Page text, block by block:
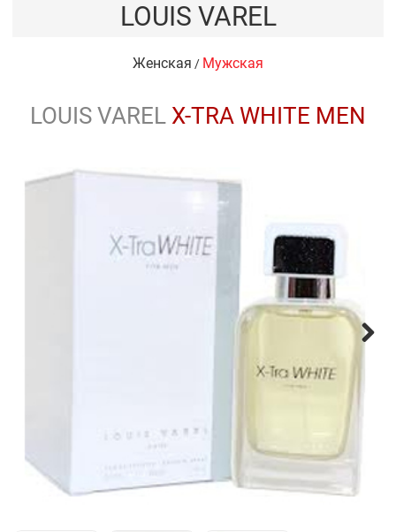
LOUIS VAREL
Женская / Мужская
LOUIS VAREL X-TRA WHITE MEN